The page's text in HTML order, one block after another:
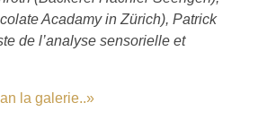
Acadamy in Zürich), Patrick
de l’analyse sensorielle et
la galerie..»